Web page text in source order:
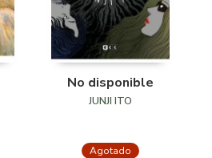
No disponible
JUNJI ITO
Agotado